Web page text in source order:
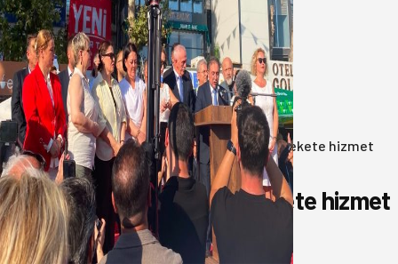
Yeni Parti Bandırma Teşkilatı kuruldu
06 Ağustos 2026
Anasayfa/Gündem/Akın: Benim derdim memlekete hizmet
hemşerim!
Akın: Benim derdim memlekete hizmet
hemşerim!